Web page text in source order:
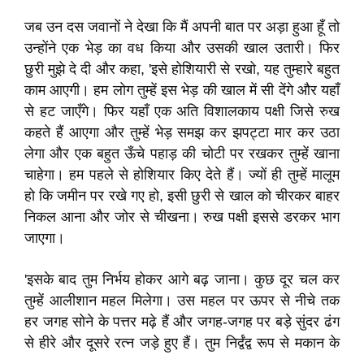
जब उन दस जवानों ने देखा कि मैं अपनी बात पर अड़ा हुआ हूँ तो
उन्होंने एक भेड़ का वध किया और उसकी खाल उतारी। फिर
छुरी मुझे दे दी और कहा, 'इसे होशियारी से रखो, यह तुम्हारे बहुत
काम आएगी। हम लोग तुम्हें इस भेड़ की खाल में सी देंगे और यहाँ
से हट जाएँगे। फिर यहाँ एक अति विशालकाय पक्षी जिसे रुख
कहते हैं आएगा और तुम्हें भेड़ समझ कर झपट्टा मार कर उठा
लेगा और एक बहुत ऊँचे पहाड़ की चोटी पर रखकर तुम्हें खाना
चाहेगा। हम पहले से होशियार किए देते हैं। ज्यों ही तुम्हें मालूम
हो कि जमीन पर रखे गए हो, इसी छुरी से खाल को चीरकर बाहर
निकल आना और जोर से चीखना। रुख पक्षी इससे डरकर भाग
जाएगा।
'इसके बाद तुम निर्भय होकर आगे बढ़ जाना। कुछ दूर चल कर
तुम्हें आलीशान महल मिलेगा। उस महल पर ऊपर से नीचे तक
हर जगह सोने के पत्तर मढ़े हैं और जगह-जगह पर बड़े सुंदर ढंग
से हीरे और दूसरे रत्न जड़े हुए हैं। तुम निर्द्वंद्व रूप से मकान के